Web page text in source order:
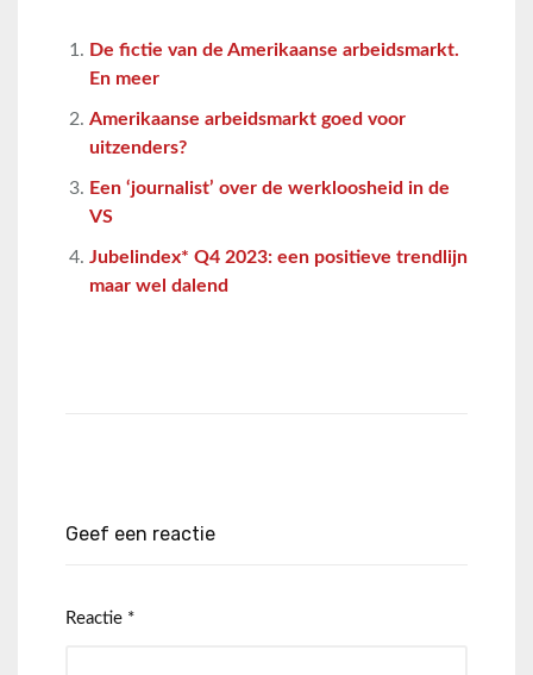
De fictie van de Amerikaanse arbeidsmarkt.
En meer
Amerikaanse arbeidsmarkt goed voor
uitzenders?
Een ‘journalist’ over de werkloosheid in de
VS
Jubelindex* Q4 2023: een positieve trendlijn
maar wel dalend
Geef een reactie
Reactie *